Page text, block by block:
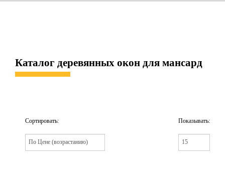
Каталог деревянных окон для мансард
Сортировать: Показывать: